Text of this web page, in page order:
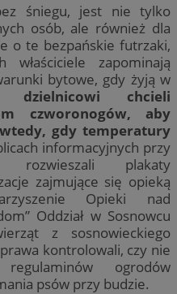
śniegu, jest nie tylko
osób, ale również dla
o te bezpańskie futrzaki,
zapominają
bytowe, gdy żyją w
dzielnicowi chcieli
czworonogów, aby
gdy temperatury
informacyjnych przy
rozwieszali plakaty
zajmujące się opieką
Opieki nad
Oddział w Sosnowcu
z sosnowieckiego
kontrolowali, czy nie
ogrodów
psów przy budzie.